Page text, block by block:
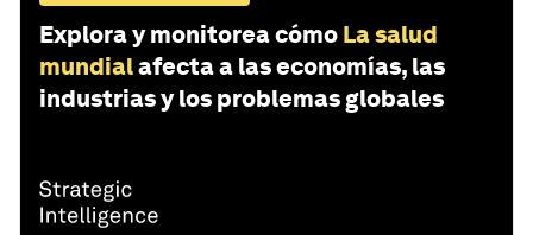
Explora y monitorea cómo La salud
mundialafecta a las economías, las
industrias y los problemas globales